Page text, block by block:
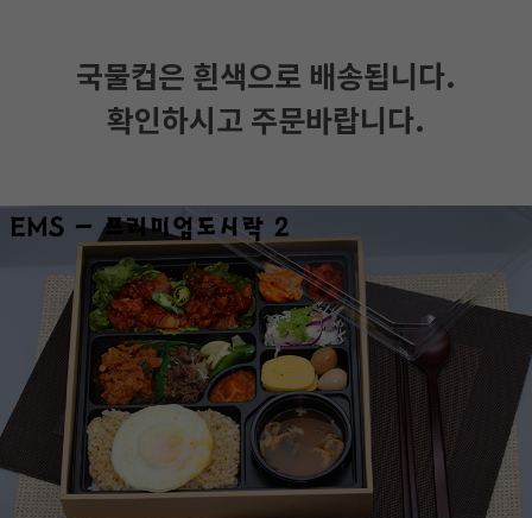
국물컵은 흰색으로 배송됩니다.
확인하시고 주문바랍니다.